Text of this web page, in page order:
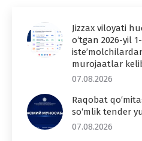
Jizzax viloyati
o‘tgan 2026-yil
murojaatlar
07.08.2026
Raqobat
so‘mlik tender
07.08.2026